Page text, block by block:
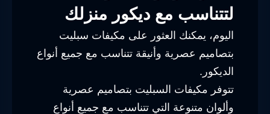
لتتناسب مع ديكور منزلك
اليوم، يمكنك العثور على مكيفات سبليت
بتصاميم عصرية وأنيقة تتناسب مع جميع أنواع
الديكور.
تتوفر مكيفات السبليت بتصاميم عصرية
وألوان متنوعة التي تتناسب مع جميع أنواع